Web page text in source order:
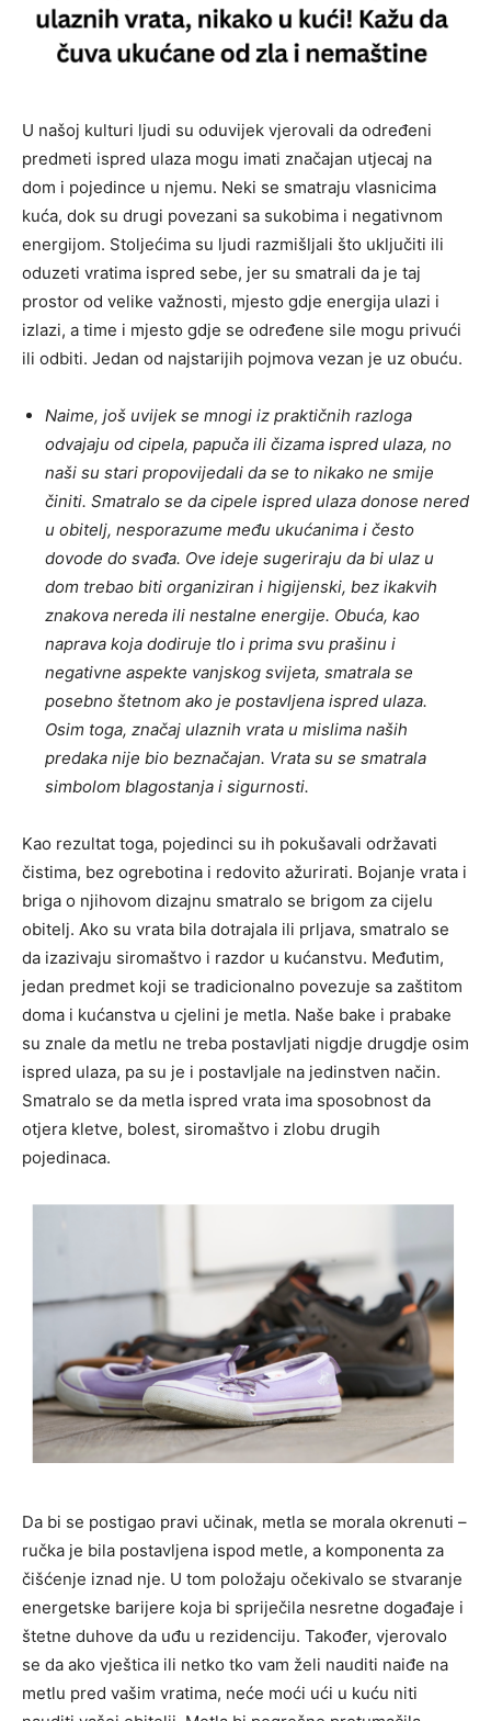
U našoj kulturi ljudi su oduvijek vjerovali da određeni
predmeti ispred ulaza mogu imati značajan utjecaj na
dom i pojedince u njemu. Neki se smatraju vlasnicima
kuća, dok su drugi povezani sa sukobima i negativnom
energijom. Stoljećima su ljudi razmišljali što uključiti ili
oduzeti vratima ispred sebe, jer su smatrali da je taj
prostor od velike važnosti, mjesto gdje energija ulazi i
izlazi, a time i mjesto gdje se određene sile mogu privući
ili odbiti. Jedan od najstarijih pojmova vezan je uz obuću.
Naime, još uvijek se mnogi iz praktičnih razloga
odvajaju od cipela, papuča ili čizama ispred ulaza, no
naši su stari propovijedali da se to nikako ne smije
činiti. Smatralo se da cipele ispred ulaza donose nered
u obitelj, nesporazume među ukućanima i često
dovode do svađa. Ove ideje sugeriraju da bi ulaz u
dom trebao biti organiziran i higijenski, bez ikakvih
znakova nereda ili nestalne energije. Obuća, kao
naprava koja dodiruje tlo i prima svu prašinu i
negativne aspekte vanjskog svijeta, smatrala se
posebno štetnom ako je postavljena ispred ulaza.
Osim toga, značaj ulaznih vrata u mislima naših
predaka nije bio beznačajan. Vrata su se smatrala
simbolom blagostanja i sigurnosti.
Kao rezultat toga, pojedinci su ih pokušavali održavati
čistima, bez ogrebotina i redovito ažurirati. Bojanje vrata i
briga o njihovom dizajnu smatralo se brigom za cijelu
obitelj. Ako su vrata bila dotrajala ili prljava, smatralo se
da izazivaju siromaštvo i razdor u kućanstvu. Međutim,
jedan predmet koji se tradicionalno povezuje sa zaštitom
doma i kućanstva u cjelini je metla. Naše bake i prabake
su znale da metlu ne treba postavljati nigdje drugdje osim
ispred ulaza, pa su je i postavljale na jedinstven način.
Smatralo se da metla ispred vrata ima sposobnost da
otjera kletve, bolest, siromaštvo i zlobu drugih
pojedinaca.
Da bi se postigao pravi učinak, metla se morala okrenuti –
ručka je bila postavljena ispod metle, a komponenta za
čišćenje iznad nje. U tom položaju očekivalo se stvaranje
energetske barijere koja bi spriječila nesretne događaje i
štetne duhove da uđu u rezidenciju. Također, vjerovalo
se da ako vještica ili netko tko vam želi nauditi naiđe na
metlu pred vašim vratima, neće moći ući u kuću niti